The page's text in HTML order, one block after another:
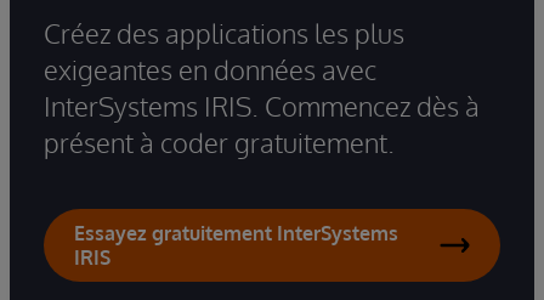
Créez des applications les plus
exigeantes en données avec
InterSystems IRIS. Commencez dès à
présent à coder gratuitement.
Essayez gratuitement InterSystems
IRIS